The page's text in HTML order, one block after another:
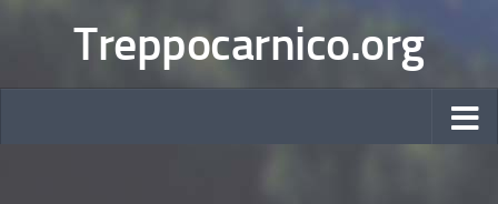
Treppocarnico.org